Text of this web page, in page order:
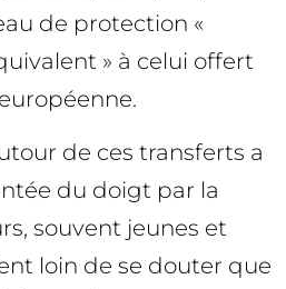
de protection «
» à celui offert
de ces transferts a
du doigt par la
souvent jeunes et
loin de se douter que